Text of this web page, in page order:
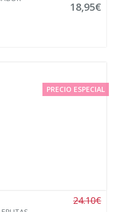
18,95€
PRECIO ESPECIAL
24.10€